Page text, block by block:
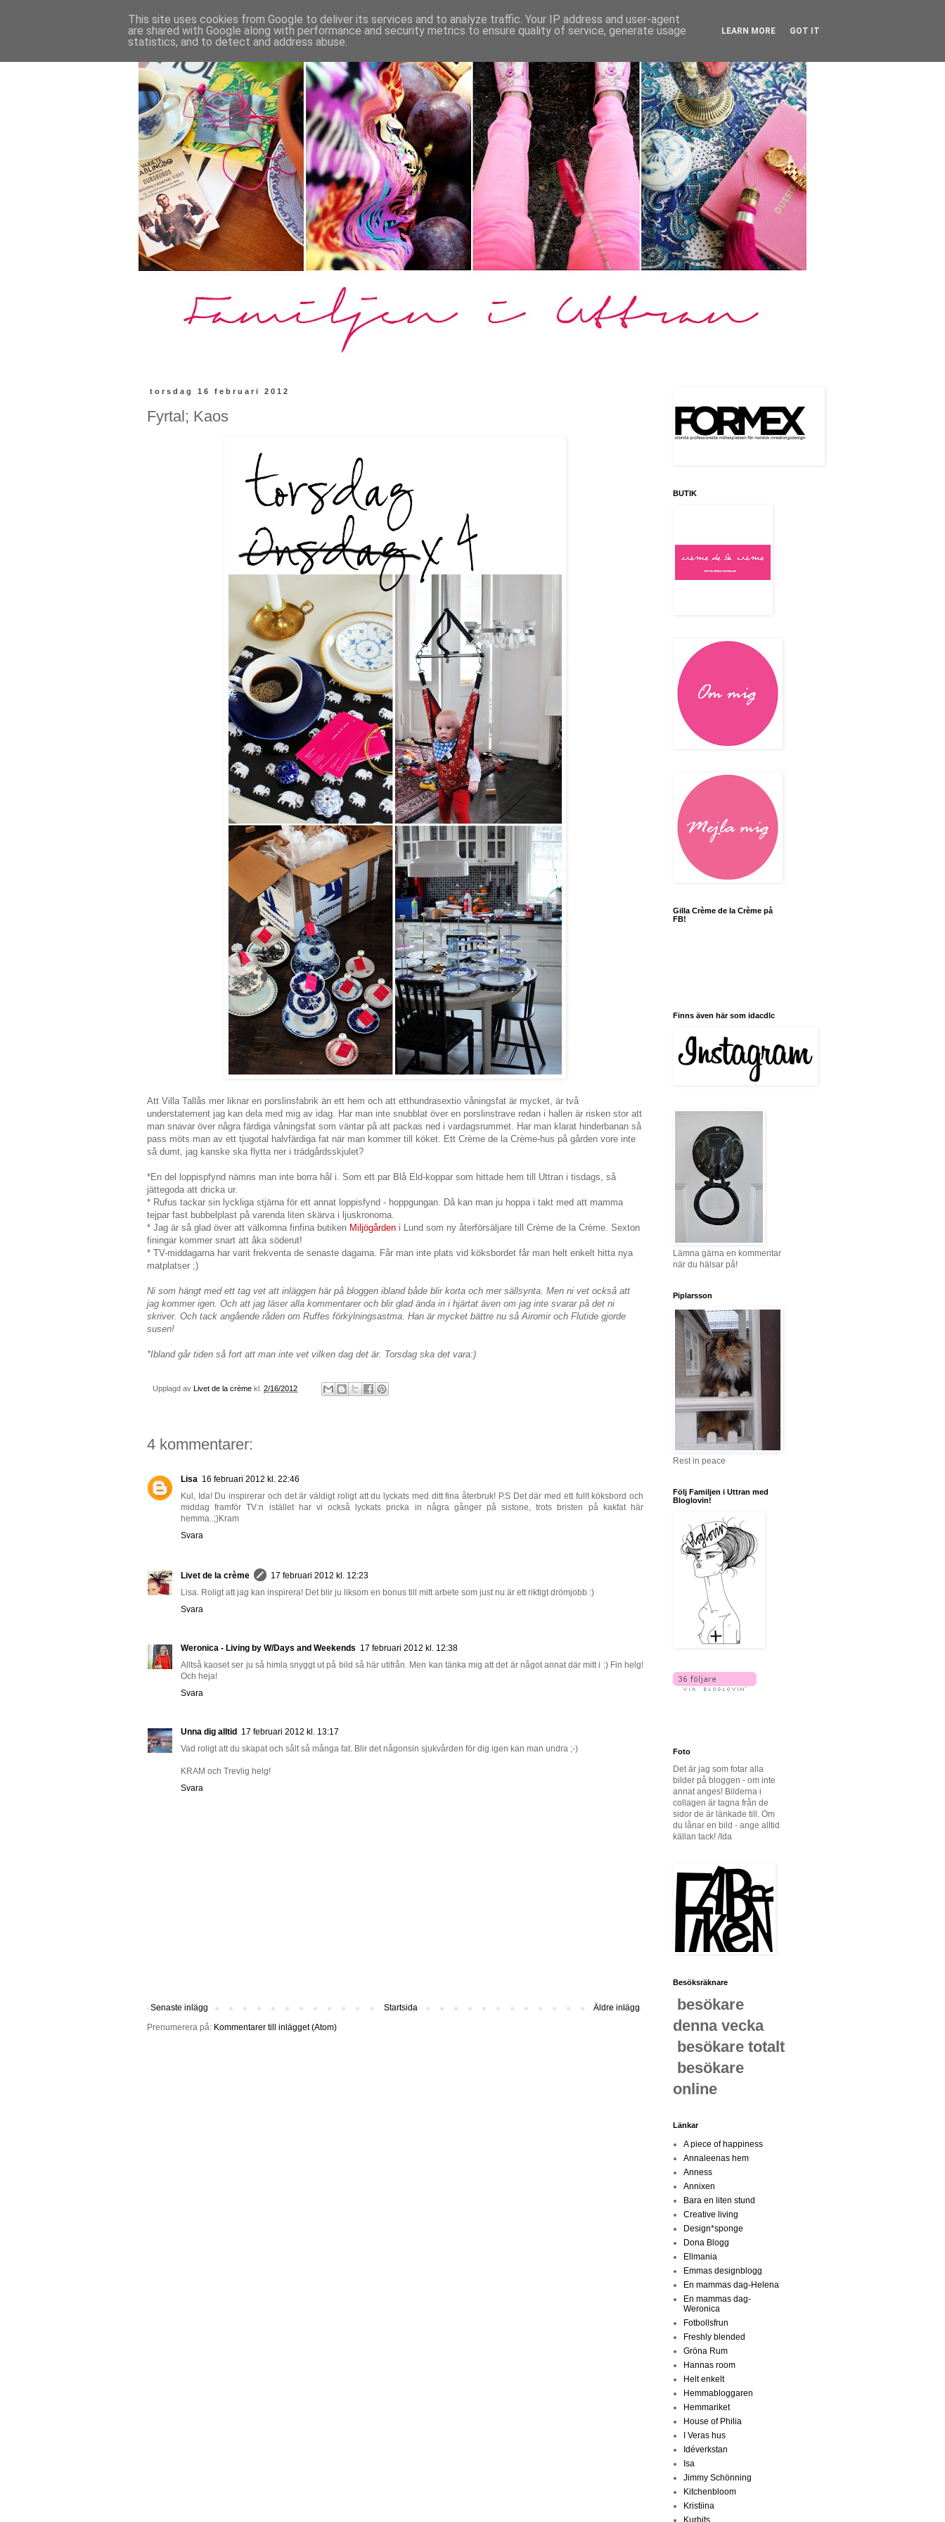
torsdag 16 februari 2012
Fyrtal; Kaos
Att Villa Tallås mer liknar en porslinsfabrik än ett hem och att etthundrasextio våningsfat är mycket, är två
understatement jag kan dela med mig av idag. Har man inte snubblat över en porslinstrave redan i hallen är risken stor att
man snavar över några färdiga våningsfat som väntar på att packas ned i vardagsrummet. Har man klarat hinderbanan så
pass möts man av ett tjugotal halvfärdiga fat när man kommer till köket. Ett Crème de la Crème-hus på gården vore inte
så dumt, jag kanske ska flytta ner i trädgårdsskjulet?
*En del loppispfynd nämns man inte borra hål i. Som ett par Blå Eld-koppar som hittade hem till Uttran i tisdags, så
jättegoda att dricka ur.
* Rufus tackar sin lyckliga stjärna för ett annat loppisfynd - hoppgungan. Då kan man ju hoppa i takt med att mamma
tejpar fast bubbelplast på varenda liten skärva i ljuskronorna.
* Jag är så glad över att välkomna finfina butiken Miljögården i Lund som ny återförsäljare till Crème de la Crème. Sexton
finingar kommer snart att åka söderut!
* TV-middagarna har varit frekventa de senaste dagarna. Får man inte plats vid köksbordet får man helt enkelt hitta nya
matplatser ;)
Ni som hängt med ett tag vet att inläggen här på bloggen ibland både blir korta och mer sällsynta. Men ni vet också att
jag kommer igen. Och att jag läser alla kommentarer och blir glad ända in i hjärtat även om jag inte svarar på det ni
skriver. Och tack angående råden om Ruffes förkylningsastma. Han är mycket bättre nu så Airomir och Flutide gjorde
susen!
*Ibland går tiden så fort att man inte vet vilken dag det är. Torsdag ska det vara:)
Upplagd av Livet de la crème kl. 2/16/2012
4 kommentarer:
Lisa 16 februari 2012 kl. 22:46
Kul, Ida! Du inspirerar och det är väldigt roligt att du lyckats med ditt fina återbruk! P.S Det där med ett fullt köksbord och
middag framför TV:n istället har vi också lyckats pricka in några gånger på sistone, trots bristen på kakfat här
hemma..;)Kram
Svara
Livet de la crème
17 februari 2012 kl. 12:23
Lisa. Roligt att jag kan inspirera! Det blir ju liksom en bonus till mitt arbete som just nu är ett riktigt drömjobb :)
Svara
Weronica - Living by W/Days and Weekends 17 februari 2012 kl. 12:38
Alltså kaoset ser ju så himla snyggt ut på bild så här utifrån. Men kan tänka mig att det är något annat där mitt i :) Fin helg!
Och heja!
Svara
Unna dig alltid
17 februari 2012 kl. 13:17
Vad roligt att du skapat och sålt så många fat. Blir det någonsin sjukvården för dig igen kan man undra ;-)
KRAM och Trevlig helg!
Svara
Senaste inlägg Äldre inlägg
Startsida
Prenumerera på: Kommentarer till inlägget (Atom)
BUTIK
Gilla Crème de la Crème på
FB!
Finns även här som idacdlc
Lämna gärna en kommentar
när du hälsar på!
Piplarsson
Rest in peace
Följ Familjen i Uttran med
Bloglovin!
Foto
Det är jag som fotar alla
bilder på bloggen - om inte
annat anges! Bilderna i
collagen är tagna från de
sidor de är länkade till. Om
du lånar en bild - ange alltid
källan tack! /Ida
Besöksräknare
besökare
denna vecka
besökare totalt
besökare
online
Länkar
A piece of happiness
Annaleenas hem
Anness
Annixen
Bara en liten stund
Creative living
Design*sponge
Dona Blogg
Ellmania
Emmas designblogg
En mammas dag-Helena
En mammas dag-
Weronica
Fotbollsfrun
Freshly blended
Gröna Rum
Hannas room
Helt enkelt
Hemmabloggaren
Hemmariket
House of Philia
I Veras hus
Idéverkstan
Isa
Jimmy Schönning
Kitchenbloom
Kristiina
Kurbits
This site uses cookies from Google to deliver its services and to analyze traffic. Your IP address and user-agent
are shared with Google along with performance and security metrics to ensure quality of service, generate usage
statistics, and to detect and address abuse.
LEARN MORE GOT IT